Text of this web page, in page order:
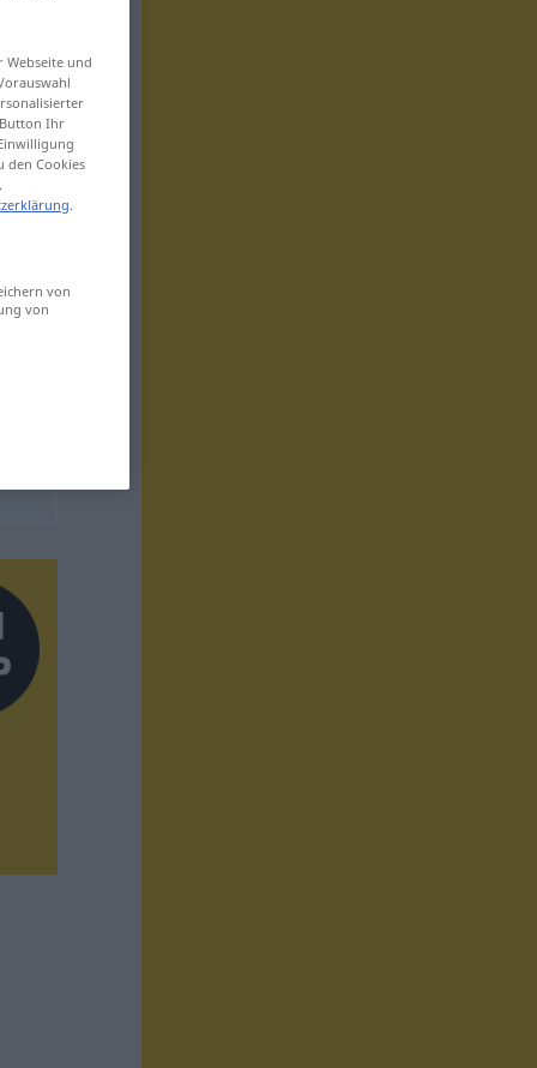
und
Ihr
den Cookies
.
von
von